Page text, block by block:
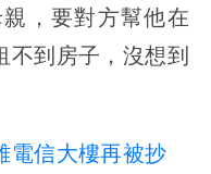
，要對方幫他在
不到房子，沒想到
電信大樓再被抄